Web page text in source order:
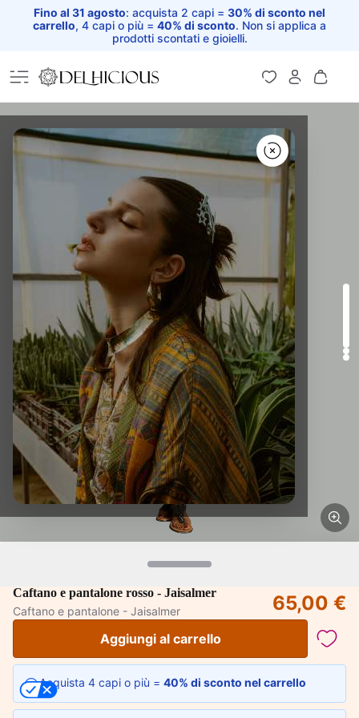
Fino al 31 agosto: acquista 2 capi = 30% di sconto nel
carrello, 4 capi o più = 40% di sconto. Non si applica a
prodotti scontati e gioielli.
Home
Caftano e pantalone rosso - Jaisalmer
Caftano e pantalone - Jaisalmer
65,00 €
Aggiungi al carrello
Acquista 4 capi o più = 40% di sconto nel carrello
Aggiungi al
carrello 4 capi
proposti a
prezzo pieno per
ottenere il 40%